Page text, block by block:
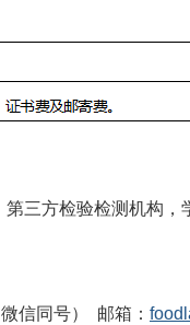
三方检验检测机构，
信同号） 邮箱：